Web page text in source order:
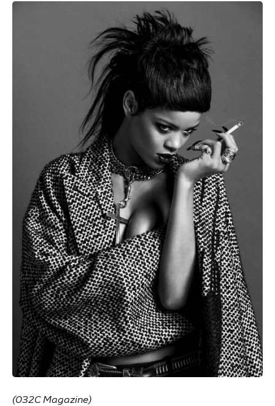
(032C Magazine)